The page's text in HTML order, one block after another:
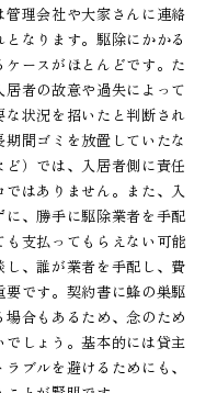
理会社や大家さんに連絡
なります。駆除にかかる
ースがほとんどです。た
者の故意や過失によって
状況を招いたと判断され
間ゴミを放置していたな
）では、入居者側に責任
はありません。また、入
、勝手に駆除業者を手配
支払ってもらえない可能
、誰が業者を手配し、費
です。契約書に蜂の巣駆
合もあるため、念のため
しょう。基本的には貸主
ブルを避けるためにも、